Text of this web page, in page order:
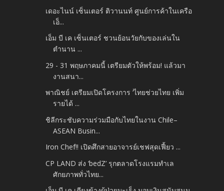
เดอะไนน์ เซ็นเตอร์ ติวานนท์ ศูนย์การค้าในเครือ
เอ็...
เอ็ม บี เค เซ็นเตอร์ ชวนย้อนวัยกับของเล่นใน
ตำนาน ...
29 - 31 พฤษภาคมนี้ เตรียมตัวให้พร้อม! แล้วมา
งานสนา...
พาณิชย์ เตรียมเปิดโครงการ ‘ไทยช่วยไทย เพิ่ม
รายได้ ...
ชิลีกระชับความร่วมมือกับไทยในงาน Chile–
ASEAN Busin...
Iron Chef!! เปิดศึกสายอาจารย์เชฟสุดเฟี้ยว ...
CP LAND ส่ง ‘bedZ’ รุกตลาดโรงแรมทำเล
ศักยภาพทั่วไทย...